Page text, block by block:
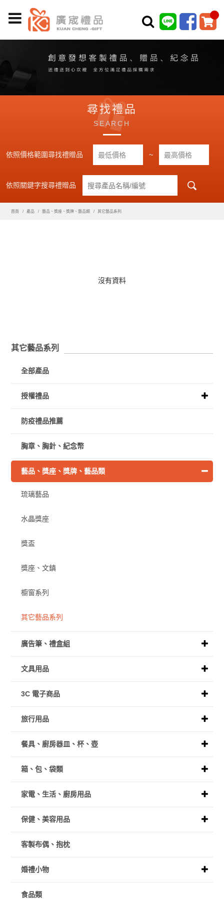
尋找禮品
SEARCH
依照價格範圍尋找禮贈品 ~
依照關鍵字搜尋禮贈品
首頁 產品 藝品、獎座、獎牌、藝品類 其它藝品系列
沒有資料
其它藝品系列
全部產品
授權禮品
防疫禮品推薦
胸章、胸針、紀念幣
藝品、獎座、獎牌、藝品類
琉璃藝品
水晶獎座
獎盃
獎座、文鎮
櫥窗系列
其它藝品系列
廣告筆、禮盒組
文具用品
3C 電子商品
旅行用品
餐具、廚房器皿、杯、壺
箱、包、袋類
家電、生活、廚房用品
保健、美容用品
客製布偶、抱枕
婚禮小物
食品類